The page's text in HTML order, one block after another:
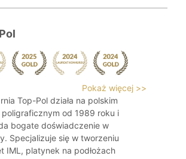
Pokaż więcej >>
Top-Pol działa na polskim
poligraficznym od 1989 roku i
bogate doświadczenie w
Specjalizuje się w tworzeniu
IML, platynek na podłożach